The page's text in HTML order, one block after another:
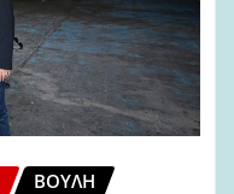
ΒΟΥΛΉ